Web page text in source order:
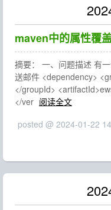
maven中的属性覆
摘要： 一、问题描述 有
送邮件 <dependency>
</groupId>
</ver 阅读全文
posted @ 2024-01-22